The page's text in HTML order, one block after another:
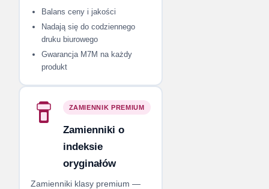
Balans ceny i jakości
Nadają się do codziennego
druku biurowego
Gwarancja M7M na każdy
produkt
ZAMIENNIK PREMIUM
Zamienniki o
indeksie
oryginałów
Zamienniki klasy premium —